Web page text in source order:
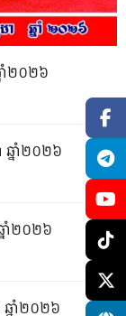
ាំ២០២៦
នាំ២០២៦
ាំ២០២៦
នាំ២០២៦